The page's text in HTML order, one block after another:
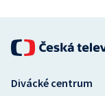
Stolní tenis
Triatlon
Veslování
Divácké centrum